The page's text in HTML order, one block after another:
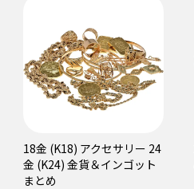
18金 (K18) アクセサリー 24
金 (K24) 金貨＆インゴット
まとめ